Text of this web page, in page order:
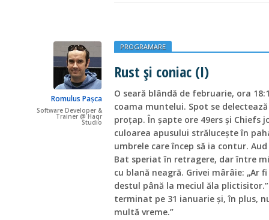
Romulus Pașca
Software Developer &
Trainer @ Haqr
Studio
PROGRAMARE
Rust și coniac (I)
O seară blândă de februarie, ora
coama muntelui. Spot se
proțap. În șapte ore 49ers și Chiefs
culoarea apusului strălucește în
umbrele care încep să ia contur.
Bat speriat în retragere, dar între
cu blană neagră. Grivei mârâie: „Ar
destul până la meciul ăla
terminat pe 31 ianuarie și, în plus,
multă vreme.”